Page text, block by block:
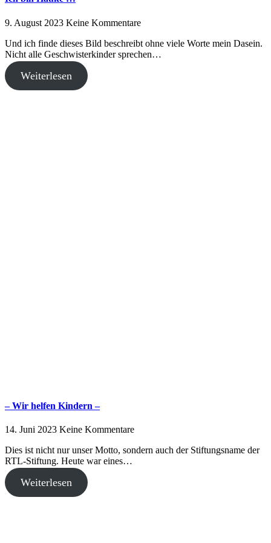
9. August 2023 Keine Kommentare
Und ich finde dieses Bild beschreibt ohne viele Worte mein Dasein.
Nicht alle Geschwisterkinder sprechen…
Weiterlesen
– Wir helfen Kindern –
14. Juni 2023 Keine Kommentare
Dies ist nicht nur unser Motto, sondern auch der Stiftungsname der
RTL-Stiftung. Heute war eines…
Weiterlesen